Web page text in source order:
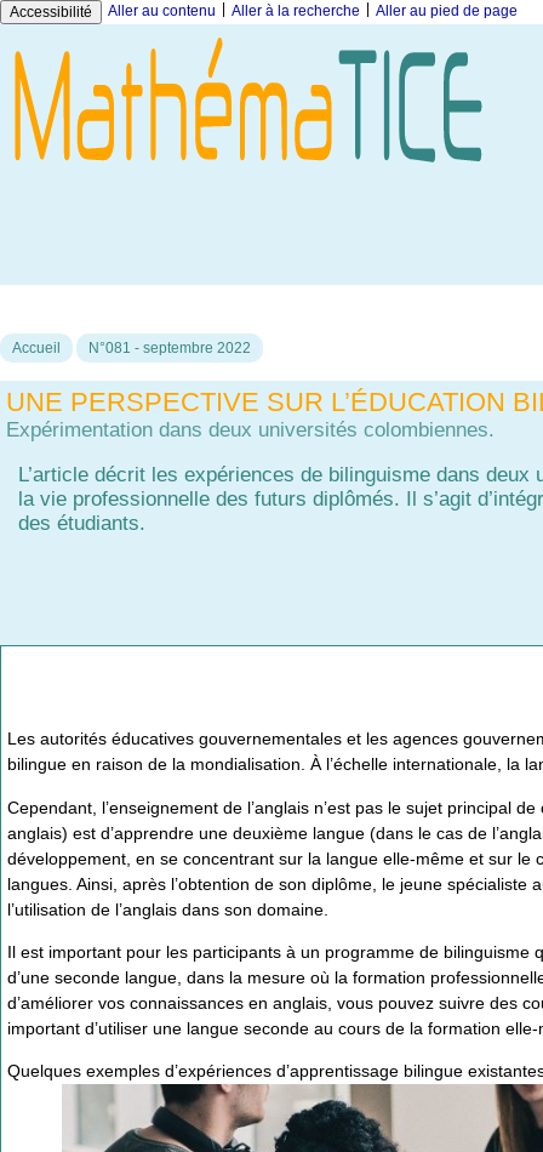
Accessibilité Aller au contenu Aller à la recherche Aller au pied de page
Accueil N°081 - septembre 2022
UNE PERSPECTIVE SUR L’ÉDUCATION
Expérimentation dans deux universités colombiennes.
L’article décrit les expériences de bilinguisme dans
la vie professionnelle des futurs diplômés. Il s’agit
des étudiants.
Les autorités éducatives gouvernementales et les agences
bilingue en raison de la mondialisation. À l’échelle internationale, la
Cependant, l’enseignement de l’anglais n’est pas le sujet principal
anglais) est d’apprendre une deuxième langue (dans le cas de
développement, en se concentrant sur la langue elle-même et sur
langues. Ainsi, après l’obtention de son diplôme, le jeune
l’utilisation de l’anglais dans son domaine.
Il est important pour les participants à un programme de bilinguisme
d’une seconde langue, dans la mesure où la formation
d’améliorer vos connaissances en anglais, vous pouvez suivre des
important d’utiliser une langue seconde au cours de la formation elle-
Quelques exemples d’expériences d’apprentissage bilingue